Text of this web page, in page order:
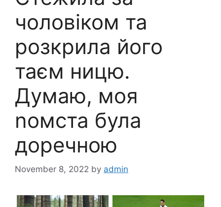
чоловіком та
розкрила його
таєм ницю.
Думаю, моя
nомста була
доречною
November 8, 2022 by admin